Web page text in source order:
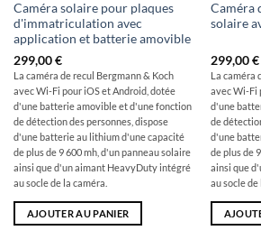
Caméra solaire pour plaques
d'immatriculation avec
application et batterie amovible
299,00€
La caméra de recul Bergmann & Koch
avec Wi-Fi pour iOS et Android, dotée
d'une batterie amovible et d'une fonction
de détection des personnes, dispose
d'une batterie au lithium d'une capacité
de plus de 9 600 mh, d'un panneau solaire
ainsi que d'un aimant HeavyDuty intégré
au socle de la caméra.
AJOUTER AU PANIER
Caméra
solaire
299,00€
La caméra
avec Wi-Fi
d'une
de
d'une
de plus de
ainsi que
au socle de